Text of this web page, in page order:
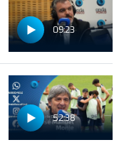
09:23
52:38